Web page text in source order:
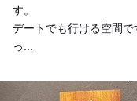
す。
デートでも行ける空間
っ...